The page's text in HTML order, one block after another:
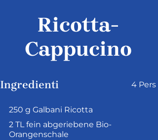
Ricotta-
Cappucino
Ingredienti 4 Pers
250 g Galbani Ricotta
2 TL fein abgeriebene Bio-
Orangenschale